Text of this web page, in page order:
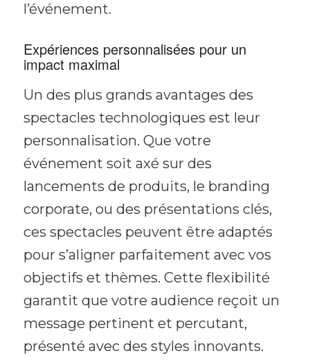
l’événement.
Expériences personnalisées pour un
impact maximal
Un des plus grands avantages des
spectacles technologiques est leur
personnalisation. Que votre
événement soit axé sur des
lancements de produits, le branding
corporate, ou des présentations clés,
ces spectacles peuvent être adaptés
pour s’aligner parfaitement avec vos
objectifs et thèmes. Cette flexibilité
garantit que votre audience reçoit un
message pertinent et percutant,
présenté avec des styles innovants.